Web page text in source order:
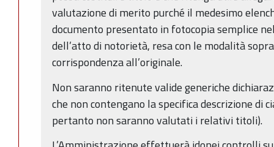
valutazione di merito purché il medesimo
documento presentato in fotocopia semplice
dell’atto di notorietà, resa con le modalità
corrispondenza all’originale.
Non saranno ritenute valide generiche
che non contengano la specifica descrizione di
pertanto non saranno valutati i relativi titoli).